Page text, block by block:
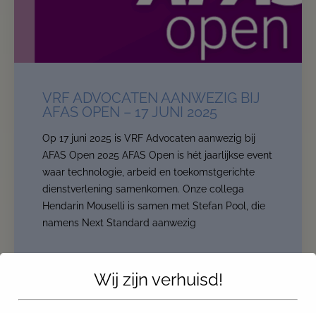
VRF ADVOCATEN AANWEZIG BIJ
AFAS OPEN – 17 JUNI 2025
Op 17 juni 2025 is VRF Advocaten aanwezig bij
AFAS Open 2025 AFAS Open is hét jaarlijkse event
waar technologie, arbeid en toekomstgerichte
dienstverlening samenkomen. Onze collega
Hendarin Mouselli is samen met Stefan Pool, die
namens Next Standard aanwezig
Wij zijn verhuisd!